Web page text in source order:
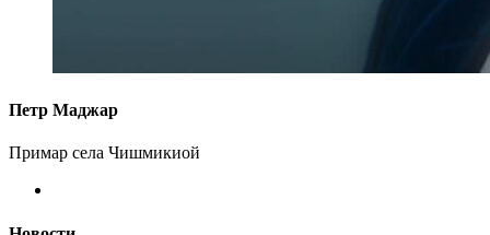
Петр Маджар
Примар села Чишмикиой